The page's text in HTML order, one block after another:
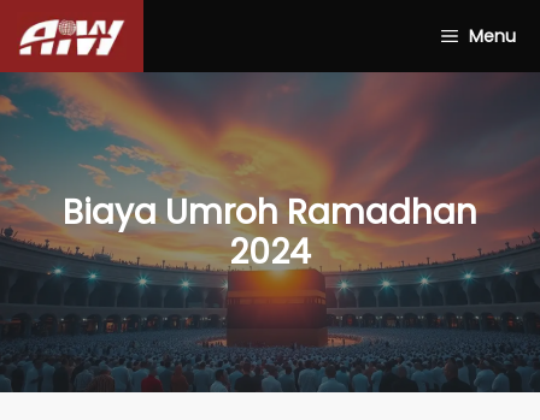
to
Menu
Biaya Umroh Ramadhan
2024